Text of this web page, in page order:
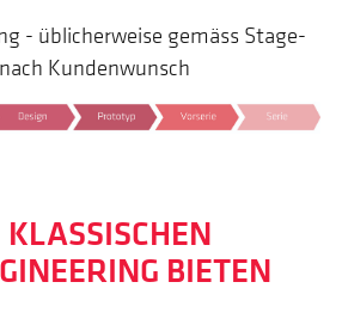
- üblicherweise gemäss Stage-
Kundenwunsch
BIETEN